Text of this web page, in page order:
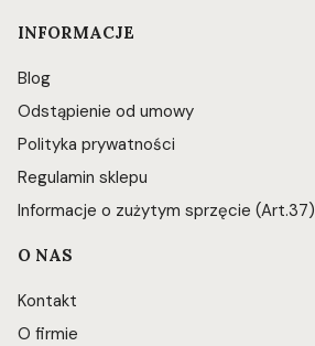
INFORMACJE
Blog
Odstąpienie od umowy
Polityka prywatności
Regulamin sklepu
Informacje o zużytym sprzęcie (Art.37)
O NAS
Kontakt
O firmie